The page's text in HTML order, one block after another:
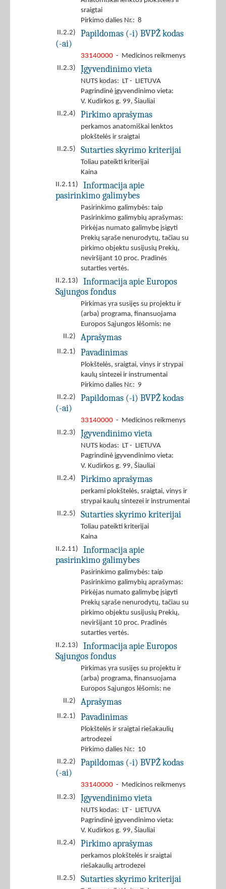
sraigtai
Pirkimo dalies Nr.: 8
II.2.2)
Papildomas (-i) BVPŽ kodas
(-ai)
33140000 - Medicinos reikmenys
II.2.3)
Įgyvendinimo vieta
NUTS kodas: LT - LIETUVA
Pagrindinė įgyvendinimo vieta:
V. Kudirkos g. 99, Šiauliai
II.2.4)
Pirkimo aprašymas
perkamos anatomiškai lenktos
plokštelės ir sraigtai
II.2.5)
Sutarties skyrimo kriterijai
Toliau pateikti kriterijai
Kaina
II.2.11)
Informacija apie
pasirinkimo galimybes
Pasirinkimo galimybės: taip
Pasirinkimo galimybių aprašymas:
Pirkėjas numato galimybę įsigyti
Prekių sąraše nenurodytų, tačiau su
pirkimo objektu susijusių Prekių,
neviršijant 10 proc. Pradinės
sutarties vertės.
II.2.13)
Informacija apie Europos
Sąjungos fondus
Pirkimas yra susijęs su projektu ir
(arba) programa, finansuojama
Europos Sąjungos lėšomis: ne
II.2)
Aprašymas
II.2.1) Pavadinimas
Plokštelės, sraigtai, vinys ir strypai
kaulų sintezei ir instrumentai
Pirkimo dalies Nr.: 9
II.2.2)
Papildomas (-i) BVPŽ kodas
(-ai)
33140000 - Medicinos reikmenys
II.2.3)
Įgyvendinimo vieta
NUTS kodas: LT - LIETUVA
Pagrindinė įgyvendinimo vieta:
V. Kudirkos g. 99, Šiauliai
II.2.4)
Pirkimo aprašymas
perkami plokštelės, sraigtai, vinys ir
strypai kaulų sintezei ir instrumentai
II.2.5)
Sutarties skyrimo kriterijai
Toliau pateikti kriterijai
Kaina
II.2.11)
Informacija apie
pasirinkimo galimybes
Pasirinkimo galimybės: taip
Pasirinkimo galimybių aprašymas:
Pirkėjas numato galimybę įsigyti
Prekių sąraše nenurodytų, tačiau su
pirkimo objektu susijusių Prekių,
neviršijant 10 proc. Pradinės
sutarties vertės.
II.2.13)
Informacija apie Europos
Sąjungos fondus
Pirkimas yra susijęs su projektu ir
(arba) programa, finansuojama
Europos Sąjungos lėšomis: ne
II.2)
Aprašymas
II.2.1) Pavadinimas
Plokštelės ir sraigtai riešakaulių
artrodezei
Pirkimo dalies Nr.: 10
II.2.2)
Papildomas (-i) BVPŽ kodas
(-ai)
33140000 - Medicinos reikmenys
II.2.3)
Įgyvendinimo vieta
NUTS kodas: LT - LIETUVA
Pagrindinė įgyvendinimo vieta:
V. Kudirkos g. 99, Šiauliai
II.2.4)
Pirkimo aprašymas
perkamos plokštelės ir sraigtai
riešakaulių artrodezei
II.2.5)
Sutarties skyrimo kriterijai